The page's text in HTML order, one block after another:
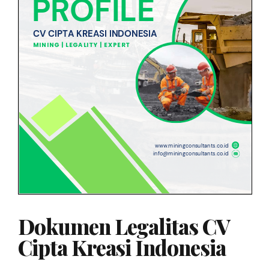
Dokumen Legalitas CV
Cipta Kreasi Indonesia